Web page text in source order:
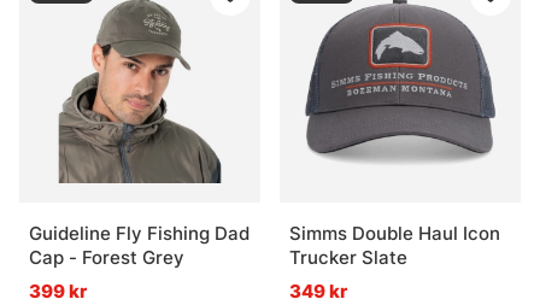
Vad är en bra keps för fiske?
Guideline Fly Fishing Dad
Cap - Forest Grey
399 kr
Simms Double Haul Icon
Trucker Slate
349 kr